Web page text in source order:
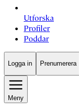
Utforska
Profiler
Poddar
Logga in Prenumerera
Meny